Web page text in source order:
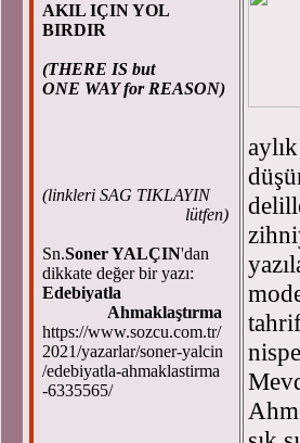
AKIL IÇIN YOL
BIRDIR
(THERE IS but
ONE WAY for REASON)
(linkleri SAG TIKLAYIN
lütfen)
Sn.Soner YALÇIN'dan
dikkate değer bir yazı:
Edebiyatla
Ahmaklaştırma
https://www.sozcu.com.tr/
2021/yazarlar/soner-yalcin
/edebiyatla-ahmaklastirma
-6335565/